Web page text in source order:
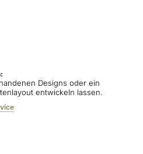
Designs oder ein
entwickeln lassen.